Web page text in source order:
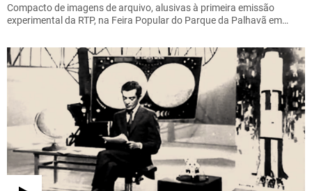
Compacto de imagens de arquivo, alusivas à primeira emissão
experimental da RTP, na Feira Popular do Parque da Palhavã em…